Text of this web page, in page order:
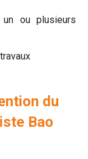
ou plusieurs
du
Bao